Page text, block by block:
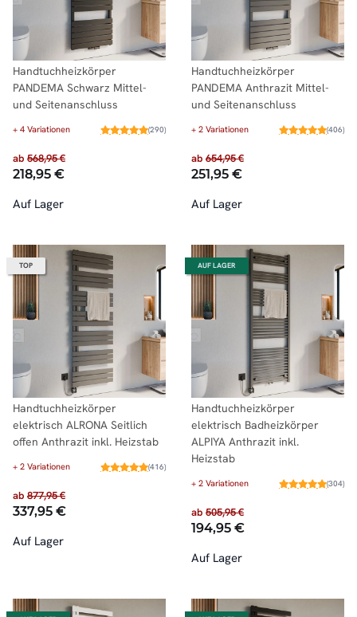
Handtuchheizkörper
PANDEMA Schwarz Mittel-
und Seitenanschluss
+ 4 Variationen (290)
ab 568,95 €
218,95 €
Auf Lager
Handtuchheizkörper
PANDEMA Anthrazit Mittel-
und Seitenanschluss
+ 2 Variationen (406)
ab 654,95 €
251,95 €
Auf Lager
TOP
Handtuchheizkörper
elektrisch ALRONA Seitlich
offen Anthrazit inkl. Heizstab
+ 2 Variationen (416)
ab 877,95 €
337,95 €
Auf Lager
AUF LAGER
Handtuchheizkörper
elektrisch Badheizkörper
ALPIYA Anthrazit inkl.
Heizstab
+ 2 Variationen (304)
ab 505,95 €
194,95 €
Auf Lager